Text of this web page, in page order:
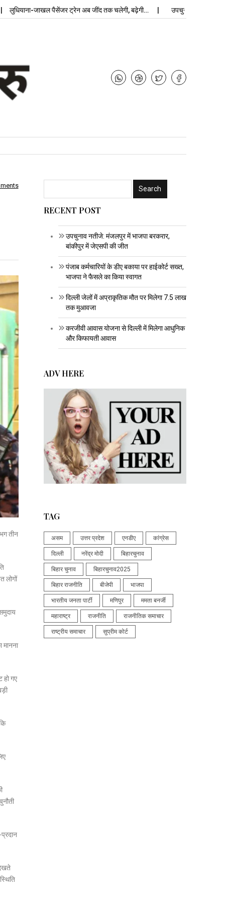
जाखल पैसेंजर ट्रेन अब जींद तक चलेगी, बढ़ेगी… उपचुनाव नतीजे: मंजलपुर में
तीन
लोगों
मानना
हो गए
RECENT POST
उपचुनाव नतीजे: मंजलपुर में भाजपा बरकरार,
बांकीपुर में जेएसपी की जीत
पंजाब कर्मचारियों के डीए बकाया पर हाईकोर्ट सख्त,
भाजपा ने फैसले का किया स्वागत
दिल्ली जेलों में अप्राकृतिक मौत पर मिलेगा 7.5 लाख
तक मुआवजा
करजीवी आवास योजना से दिल्ली में मिलेगा आधुनिक
और किफायती आवास
ADV HERE
TAG
असम उत्तर प्रदेश एनडीए कांग्रेस
दिल्ली नरेंद्र मोदी बिहारचुनाव
बिहार चुनाव बिहारचुनाव2025
बिहार राजनीति बीजेपी भाजपा
भारतीय जनता पार्टी मणिपुर ममता बनर्जी
महाराष्ट्र राजनीति राजनीतिक समाचार
राष्ट्रीय समाचार सुप्रीम कोर्ट